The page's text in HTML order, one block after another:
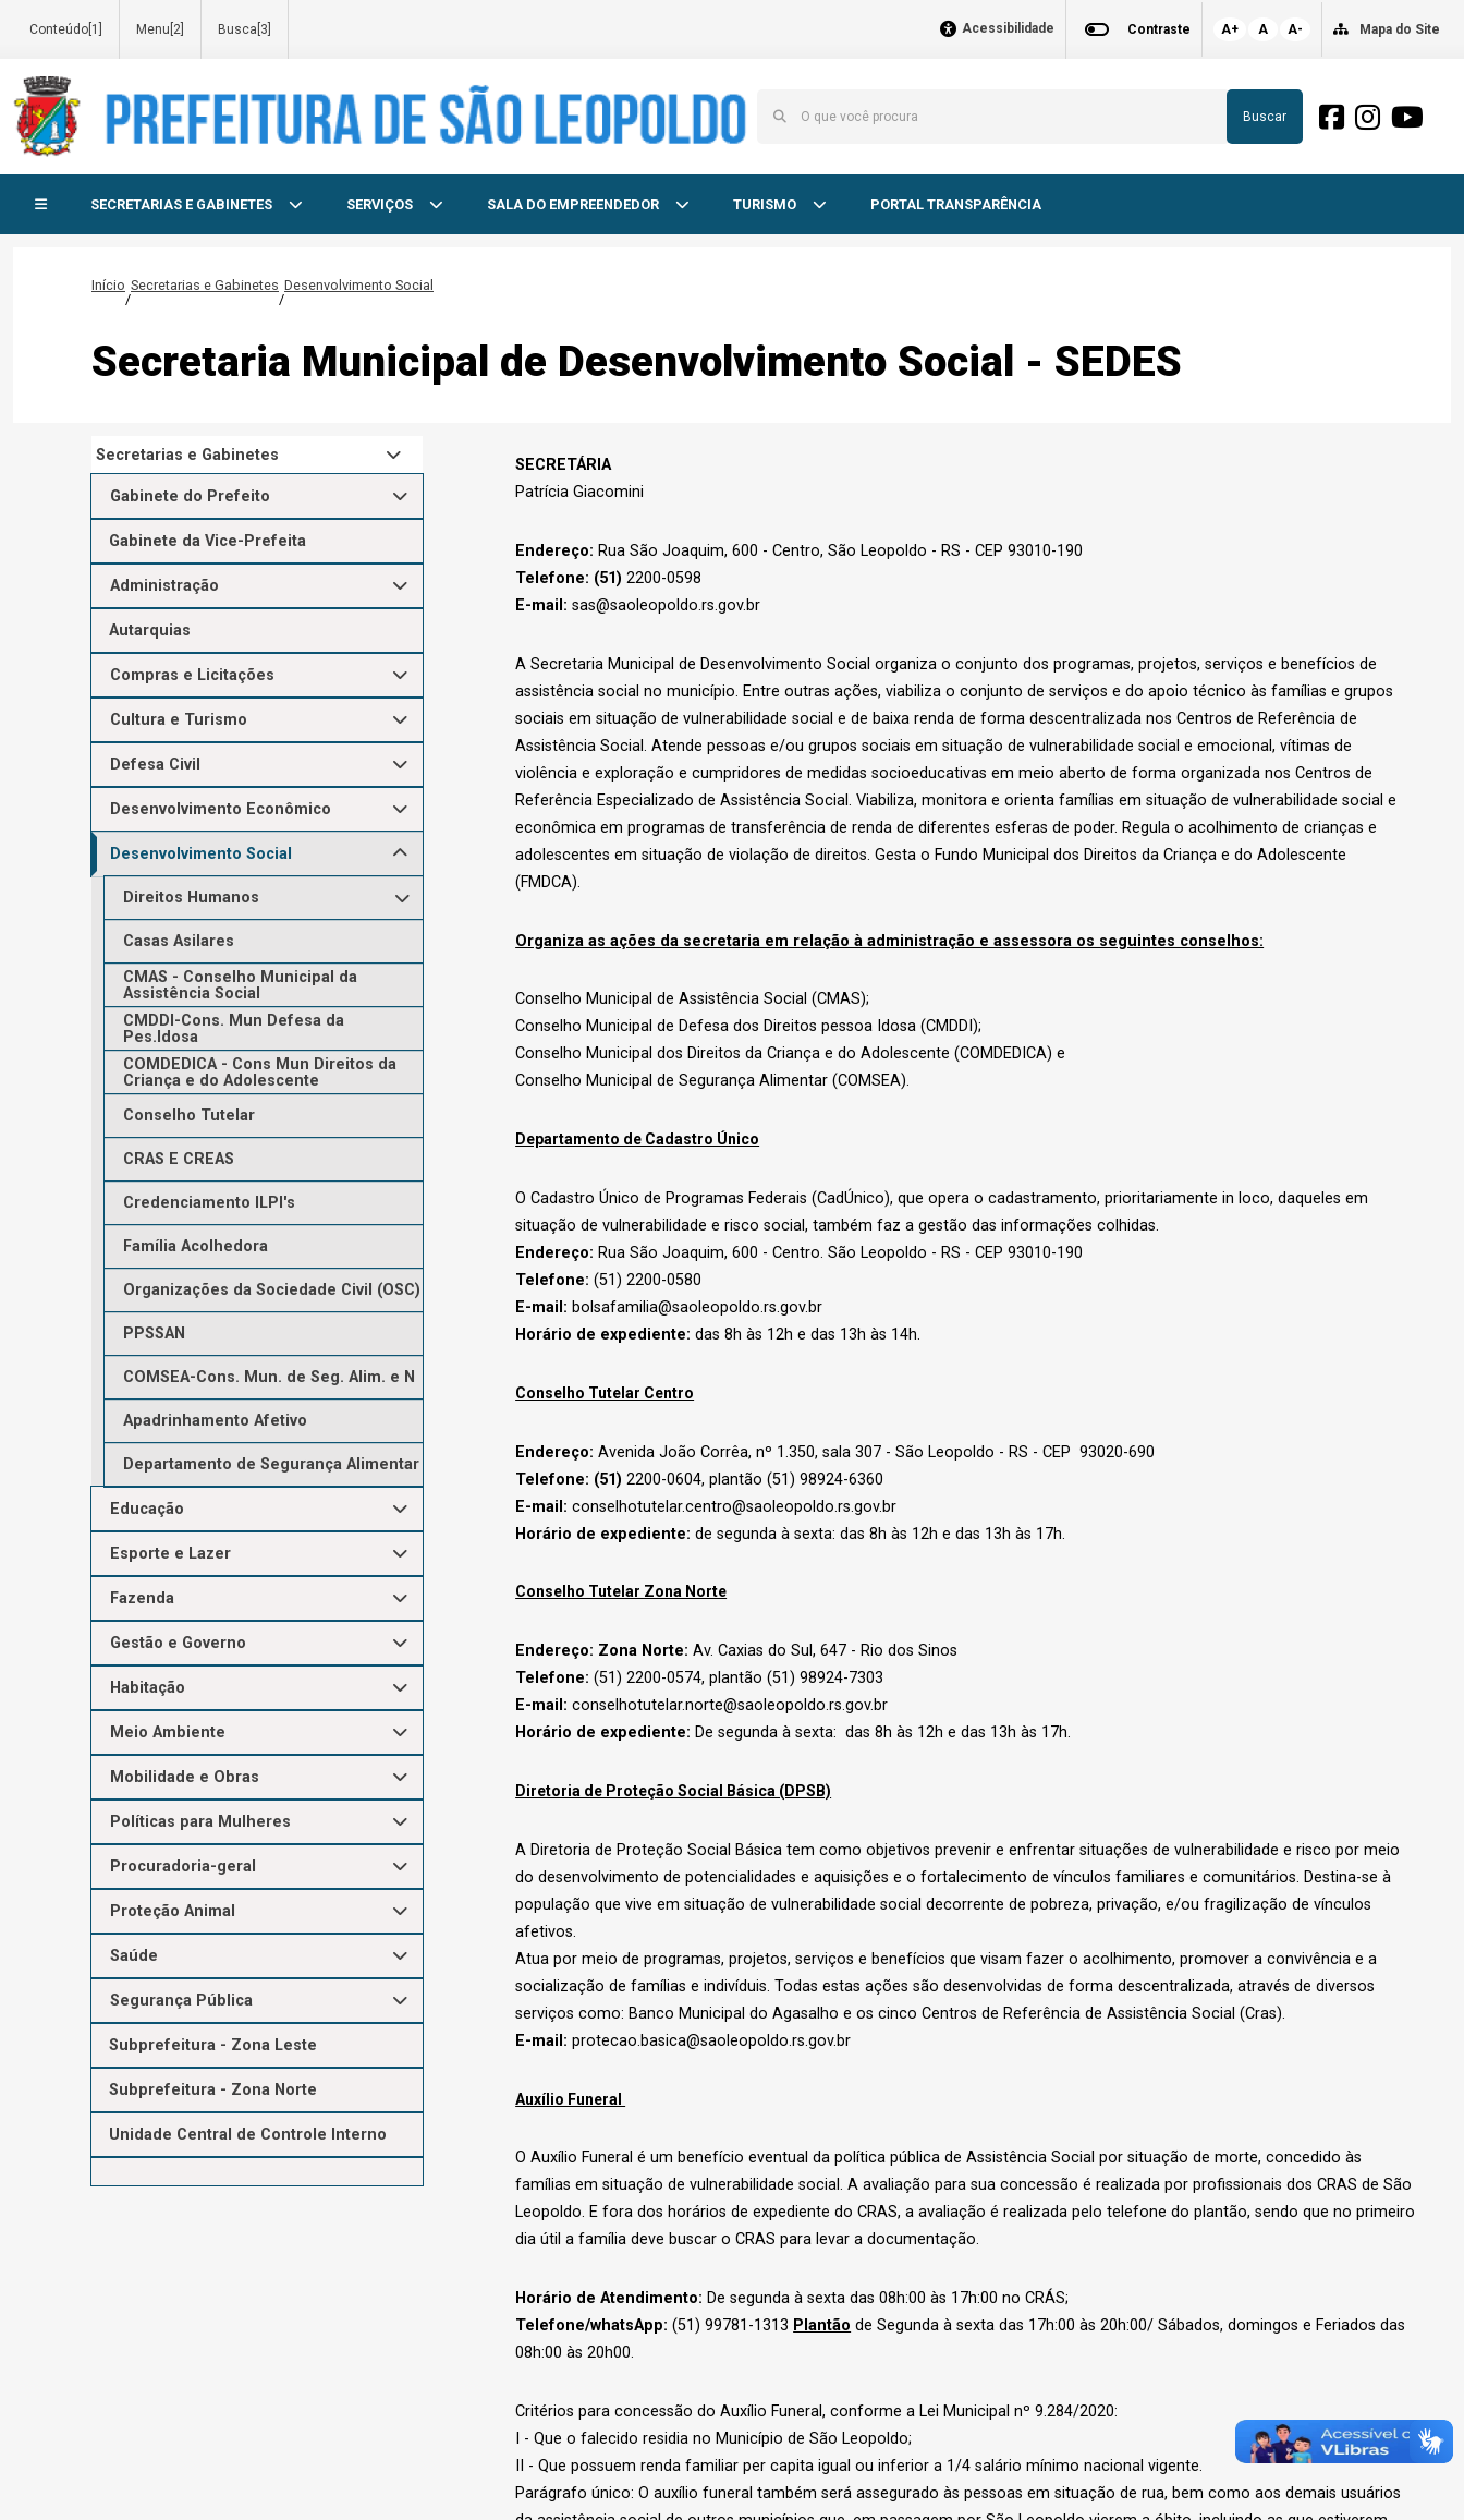
Conteúdo[1] Menu[2] Busca[3] Acessibilidade Contraste A+ A A- Mapa do Site
Buscar
SECRETARIAS E GABINETES SERVIÇOS SALA DO EMPREENDEDOR TURISMO PORTAL TRANSPARÊNCIA
Início
/
Secretarias e Gabinetes
/
Desenvolvimento Social
Secretaria Municipal de Desenvolvimento Social - SEDES
Secretarias e Gabinetes
Gabinete do Prefeito
Gabinete da Vice-Prefeita
Administração
Autarquias
Compras e Licitações
Cultura e Turismo
Defesa Civil
Desenvolvimento Econômico
Desenvolvimento Social
Direitos Humanos
Casas Asilares
CMAS - Conselho Municipal da
Assistência Social
CMDDI-Cons. Mun Defesa da
Pes.Idosa
COMDEDICA - Cons Mun Direitos da
Criança e do Adolescente
Conselho Tutelar
CRAS E CREAS
Credenciamento ILPI's
Família Acolhedora
Organizações da Sociedade Civil (OSC)
PPSSAN
COMSEA-Cons. Mun. de Seg. Alim. e N
Apadrinhamento Afetivo
Departamento de Segurança Alimentar
Educação
Esporte e Lazer
Fazenda
Gestão e Governo
Habitação
Meio Ambiente
Mobilidade e Obras
Políticas para Mulheres
Procuradoria-geral
Proteção Animal
Saúde
Segurança Pública
Subprefeitura - Zona Leste
Subprefeitura - Zona Norte
Unidade Central de Controle Interno
SECRETÁRIA
Patrícia Giacomini
Endereço: Rua São Joaquim, 600 - Centro, São Leopoldo - RS - CEP 93010-190
Telefone: (51)2200-0598
E-mail: sas@saoleopoldo.rs.gov.br
A Secretaria Municipal de Desenvolvimento Social organiza o conjunto dos programas, projetos, serviços e benefícios de
assistência social no município. Entre outras ações, viabiliza o conjunto de serviços e do apoio técnico às famílias e grupos
sociais em situação de vulnerabilidade social e de baixa renda de forma descentralizada nos Centros de Referência de
Assistência Social. Atende pessoas e/ou grupos sociais em situação de vulnerabilidade social e emocional, vítimas de
violência e exploração e cumpridores de medidas socioeducativas em meio aberto de forma organizada nos Centros de
Referência Especializado de Assistência Social. Viabiliza, monitora e orienta famílias em situação de vulnerabilidade social e
econômica em programas de transferência de renda de diferentes esferas de poder. Regula o acolhimento de crianças e
adolescentes em situação de violação de direitos. Gesta o Fundo Municipal dos Direitos da Criança e do Adolescente
(FMDCA).
Organiza as ações da secretaria em relação à administração e assessora os seguintes conselhos:
Conselho Municipal de Assistência Social (CMAS);
Conselho Municipal de Defesa dos Direitos pessoa Idosa (CMDDI);
Conselho Municipal dos Direitos da Criança e do Adolescente (COMDEDICA) e
Conselho Municipal de Segurança Alimentar (COMSEA).
Departamento de Cadastro Único
O Cadastro Único de Programas Federais (CadÚnico), que opera o cadastramento, prioritariamente in loco, daqueles em
situação de vulnerabilidade e risco social, também faz a gestão das informações colhidas.
Endereço: Rua São Joaquim, 600 - Centro. São Leopoldo - RS - CEP 93010-190
Telefone: (51) 2200-0580
E-mail: bolsafamilia@saoleopoldo.rs.gov.br
Horário de expediente: das 8h às 12h e das 13h às 14h.
Conselho Tutelar Centro
Endereço: Avenida João Corrêa, nº 1.350, sala 307 - São Leopoldo - RS - CEP 93020-690
Telefone: (51)2200-0604, plantão (51) 98924-6360
E-mail: conselhotutelar.centro@saoleopoldo.rs.gov.br
Horário de expediente: de segunda à sexta: das 8h às 12h e das 13h às 17h.
Conselho Tutelar Zona Norte
Endereço: Zona Norte: Av. Caxias do Sul, 647 - Rio dos Sinos
Telefone: (51) 2200-0574, plantão (51) 98924-7303
E-mail: conselhotutelar.norte@saoleopoldo.rs.gov.br
Horário de expediente: De segunda à sexta: das 8h às 12h e das 13h às 17h.
Diretoria de Proteção Social Básica (DPSB)
A Diretoria de Proteção Social Básica tem como objetivos prevenir e enfrentar situações de vulnerabilidade e risco por meio
do desenvolvimento de potencialidades e aquisições e o fortalecimento de vínculos familiares e comunitários. Destina-se à
população que vive em situação de vulnerabilidade social decorrente de pobreza, privação, e/ou fragilização de vínculos
afetivos.
Atua por meio de programas, projetos, serviços e benefícios que visam fazer o acolhimento, promover a convivência e a
socialização de famílias e indivíduis. Todas estas ações são desenvolvidas de forma descentralizada, através de diversos
serviços como: Banco Municipal do Agasalho e os cinco Centros de Referência de Assistência Social (Cras).
E-mail:protecao.basica@saoleopoldo.rs.gov.br
Auxílio Funeral
O Auxílio Funeral é um benefício eventual da política pública de Assistência Social por situação de morte, concedido às
famílias em situação de vulnerabilidade social. A avaliação para sua concessão é realizada por profissionais dos CRAS de São
Leopoldo. E fora dos horários de expediente do CRAS, a avaliação é realizada pelo telefone do plantão, sendo que no primeiro
dia útil a família deve buscar o CRAS para levar a documentação.
Horário de Atendimento: De segunda à sexta das 08h:00 às 17h:00 no CRÁS;
Telefone/whatsApp: (51) 99781-1313 Plantão de Segunda à sexta das 17h:00 às 20h:00/ Sábados, domingos e Feriados das
08h:00 às 20h00.
Critérios para concessão do Auxílio Funeral, conforme a Lei Municipal nº 9.284/2020:
I - Que o falecido residia no Município de São Leopoldo;
II - Que possuem renda familiar per capita igual ou inferior a 1/4 salário mínimo nacional vigente.
Parágrafo único: O auxílio funeral também será assegurado às pessoas em situação de rua, bem como aos demais usuários